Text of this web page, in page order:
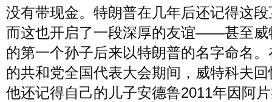
没有带现金。特朗普在几年后还记得这
而这也开启了一段深厚的友谊——甚至威
的第一个孙子后来以特朗普的名字命名
的共和党全国代表大会期间，威特科夫
他还记得自己的儿子安德鲁2011年因阿